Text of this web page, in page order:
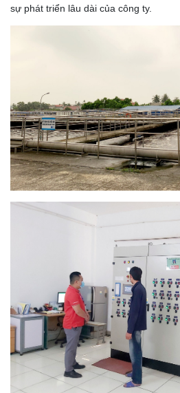
sự phát triển lâu dài của công ty.